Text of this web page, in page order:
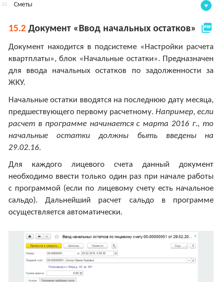
35. Сметы
15.2 Документ «Ввод начальных остатков» picture_as_pdf
Документ находится в подсистеме «Настройки расчета
квартплаты», блок «Начальные остатки». Предназначен
для ввода начальных остатков по задолженности за
ЖКУ.
Начальные остатки вводятся на последнюю дату месяца,
предшествующего первому расчетному. Например, если
расчет в программе начинается с марта 2016 г., то
начальные остатки должны быть введены на
29.02.16.
Для каждого лицевого счета данный документ
необходимо ввести только один раз при начале работы
с программой (если по лицевому счету есть начальное
сальдо). Дальнейший расчет сальдо в программе
осуществляется автоматически.